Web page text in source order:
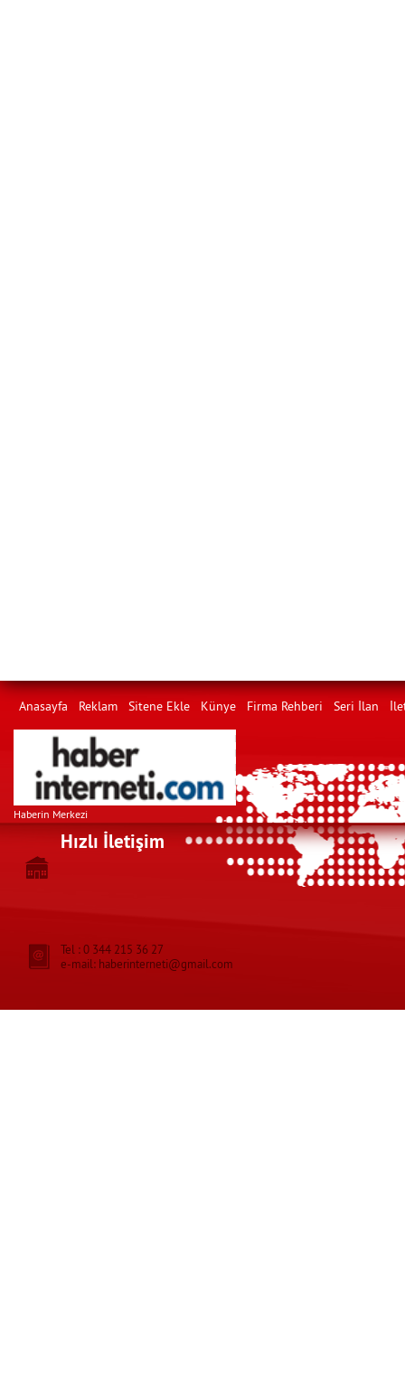
Anasayfa Reklam Sitene Ekle Künye Firma Rehberi Seri İlan
Haberin Merkezi
Hızlı İletişim
Tel : 0 344 215 36 27
e-mail: haberinterneti@gmail.com